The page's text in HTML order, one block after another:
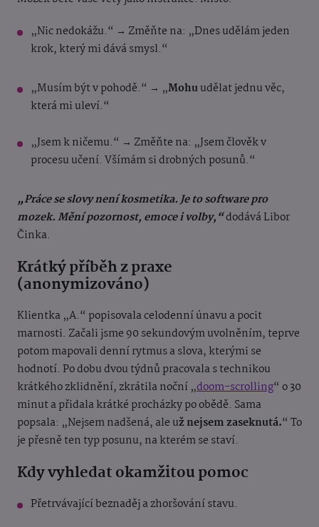
„Nic nedokážu.“ → Změňte na: „Dnes udělám jeden
krok, který mi dává smysl.“
„Musím být v pohodě.“ → „Mohuudělat jednu věc,
která mi uleví.“
„Jsem k ničemu.“ → Změňte na: „Jsem člověk v
procesu učení. Všímám si drobných posunů.“
„Práce se slovy není kosmetika. Je to software pro
mozek. Mění pozornost, emoce i volby,“dodává Libor
Činka.
Krátký příběh z praxe
(anonymizováno)
Klientka „A.“ popisovala celodenní únavu a pocit
marnosti. Začali jsme 90 sekundovým uvolněním, teprve
potom mapovali denní rytmus a slova, kterými se
hodnotí. Po dobu dvou týdnů pracovala s technikou
krátkého zklidnění, zkrátila noční „doom-scrolling“ o 30
minut a přidala krátké procházky po obědě. Sama
popsala: „Nejsem nadšená, ale už nejsem zaseknutá.“ To
je přesně ten typ posunu, na kterém se staví.
Kdy vyhledat okamžitou pomoc
Přetrvávající beznaděj a zhoršování stavu.